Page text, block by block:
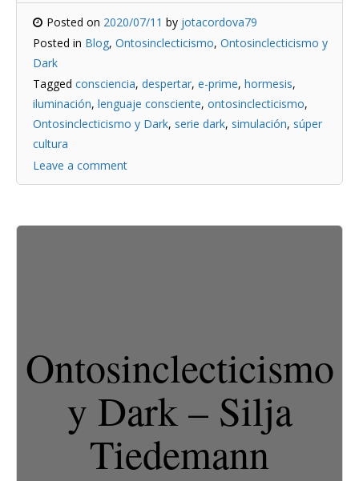
Posted on 2020/07/11 by jotacordova79
Posted in Blog, Ontosinclecticismo, Ontosinclecticismo y
Dark
Tagged consciencia, despertar, e-prime, hormesis,
iluminación, lenguaje consciente, ontosinclecticismo,
Ontosinclecticismo y Dark, serie dark, simulación, súper
cultura
Leave a comment
Ontosinclecticismo
y Dark – Silja
Tiedemann